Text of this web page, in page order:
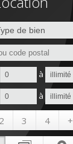
de bien
à
à
2 3 4 +